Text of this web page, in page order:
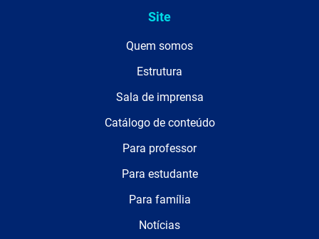
Site
Quem somos
Estrutura
Sala de imprensa
Catálogo de conteúdo
Para professor
Para estudante
Para família
Notícias